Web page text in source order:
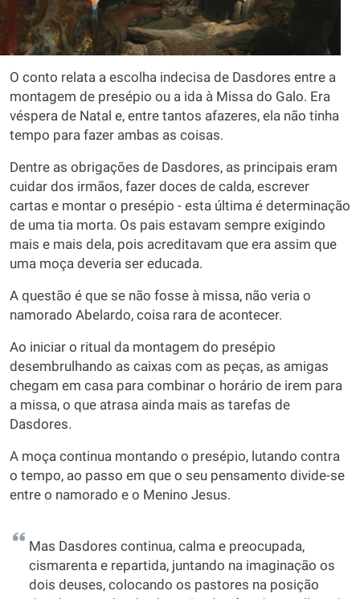
O conto relata a escolha indecisa de Dasdores entre a
montagem de presépio ou a ida à Missa do Galo. Era
véspera de Natal e, entre tantos afazeres, ela não tinha
tempo para fazer ambas as coisas.
Dentre as obrigações de Dasdores, as principais eram
cuidar dos irmãos, fazer doces de calda, escrever
cartas e montar o presépio - esta última é determinação
de uma tia morta. Os pais estavam sempre exigindo
mais e mais dela, pois acreditavam que era assim que
uma moça deveria ser educada.
A questão é que se não fosse à missa, não veria o
namorado Abelardo, coisa rara de acontecer.
Ao iniciar o ritual da montagem do presépio
desembrulhando as caixas com as peças, as amigas
chegam em casa para combinar o horário de irem para
a missa, o que atrasa ainda mais as tarefas de
Dasdores.
A moça continua montando o presépio, lutando contra
o tempo, ao passo em que o seu pensamento divide-se
entre o namorado e o Menino Jesus.
Mas Dasdores continua, calma e preocupada,
cismarenta e repartida, juntando na imaginação os
dois deuses, colocando os pastores na posição